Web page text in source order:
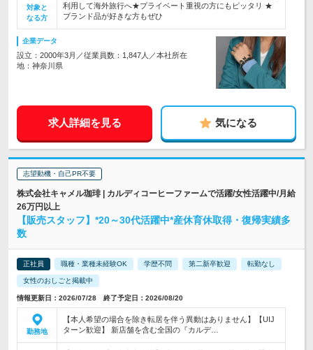
対象と
なる方
利用して海外旅行へ★プライベート重視の方にもピッタリ ★
ブランド品が好きな方もぜひ
企業データ
設立：2000年3月／従業員数：1,847人／本社所在
地：神奈川県
求人詳細を見る 気になる
志望動機・自己PR不要
株式会社キャメル珈琲 | カルディコーヒーファームで活躍/女性活躍中/月給
26万円以上
【販売スタッフ】*20～30代活躍中*産休育休取得・復帰実績多
数
正社員 職種・業種未経験OK 学歴不問 第二新卒歓迎 転勤なし
女性のおしごと掲載中
情報更新日：2026/07/28 終了予定日：2026/08/20
勤務地
【本人希望の場合を除き転居を伴う異動はありません】【UIJ
ターン歓迎】 新店舗を含む全国の『カルデ…